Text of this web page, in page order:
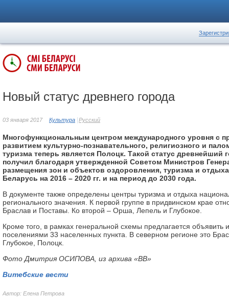
Новый статус древнего города
03 января 2017 Культура Русский
Многофункциональным центром международного уровня с
развитием культурно-познавательного, религиозного и
туризма теперь является Полоцк. Такой статус древнейший
получил благодаря утвержденной Советом Министров
размещения зон и объектов оздоровления, туризма и
Беларусь на 2016 – 2020 гг. и на период до 2030 года.
В документе также определены центры туризма и отдыха
регионального значения. К первой группе в придвинском крае
Браслав и Поставы. Ко второй – Орша, Лепель и Глубокое.
Кроме того, в рамках генеральной схемы предлагается объявить
поселениями 33 населенных пункта. В северном регионе это
Глубокое, Полоцк.
Фото Дмитрия ОСИПОВА, из архива «ВВ»
Витебские вести
Автор: Елена Петрова